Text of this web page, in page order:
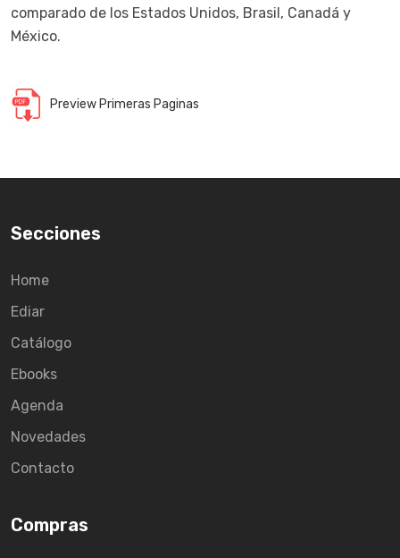
comparado de los Estados Unidos, Brasil, Canadá y
México.
Preview Primeras Paginas
Secciones
Home
Ediar
Catálogo
Ebooks
Agenda
Novedades
Contacto
Compras